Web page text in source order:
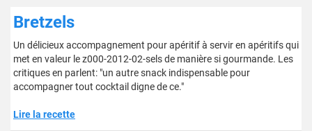
Bretzels
Un délicieux accompagnement pour apéritif à servir en apéritifs qui
met en valeur le z000-2012-02-sels de manière si gourmande. Les
critiques en parlent: "un autre snack indispensable pour
accompagner tout cocktail digne de ce."
Lire la recette